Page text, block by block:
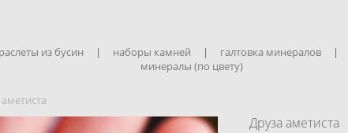
из бусин | наборы камней | галтовка минералов |
минералы (по цвету)
Друза аметиста